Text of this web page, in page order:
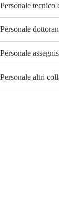
Personale tecnico
Personale
Personale
Personale altri